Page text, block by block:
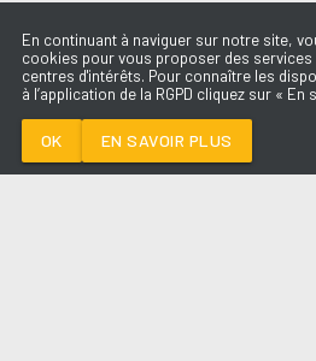
En continuant à naviguer sur notre site,
cookies pour vous proposer des
centres d'intérêts. Pour connaître les
à l’application de la RGPD cliquez sur « En
OK EN SAVOIR PLUS